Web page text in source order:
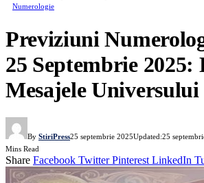
Numerologie
Previziuni
25 Septembrie 2025:
Mesajele Universului
By StiriPress25 septembrie 2025Updated:25
Mins Read
Share Facebook Twitter Pinterest LinkedIn